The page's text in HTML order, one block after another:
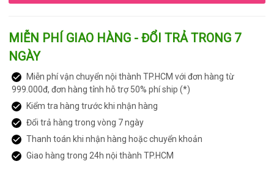
MIỄN PHÍ GIAO HÀNG - ĐỔI TRẢ TRONG 7
NGÀY
Miễn phí vận chuyển nội thành TP.HCM với đơn hàng từ
999.000đ, đơn hàng tỉnh hỗ trợ 50% phí ship (*)
Kiểm tra hàng trước khi nhận hàng
Đổi trả hàng trong vòng 7 ngày
Thanh toán khi nhận hàng hoặc chuyển khoản
Giao hàng trong 24h nội thành TP.HCM